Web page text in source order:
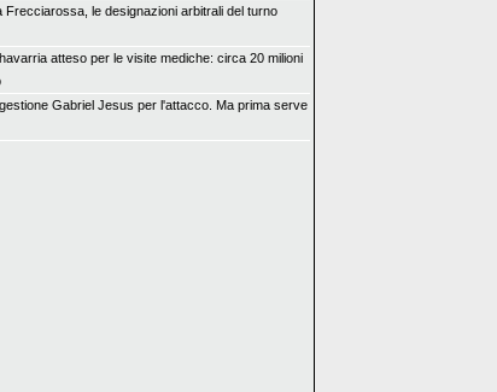
Frecciarossa, le designazioni arbitrali del turno
atteso per le visite mediche: circa 20 milioni
Gabriel Jesus per l'attacco. Ma prima serve